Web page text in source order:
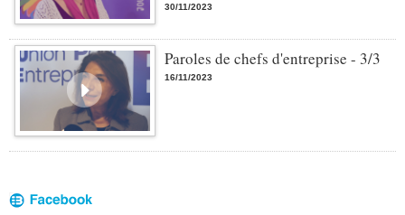
30/11/2023
Paroles de chefs d'entreprise - 3/3
16/11/2023